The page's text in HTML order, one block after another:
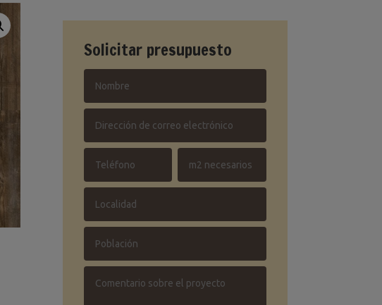
Solicitar presupuesto